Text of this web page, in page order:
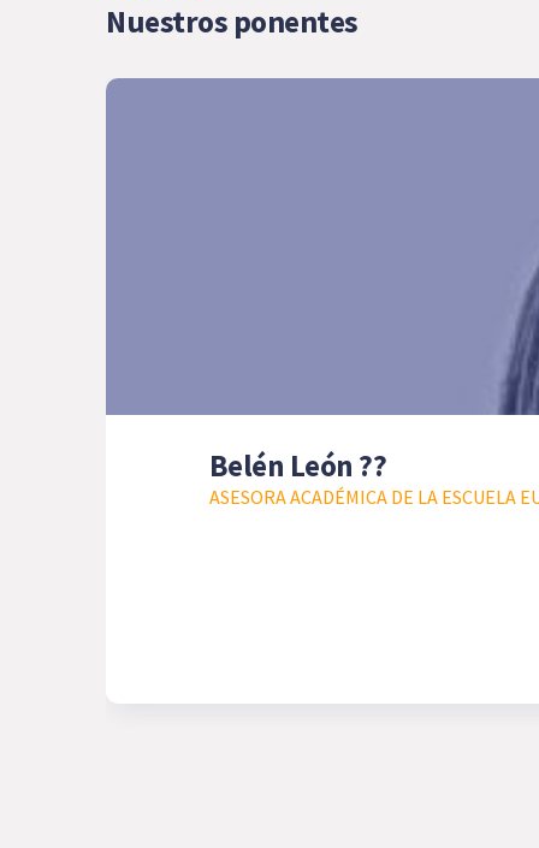
Nuestros ponentes
Belén León ??
ASESORA ACADÉMICA DE LA ESCUELA